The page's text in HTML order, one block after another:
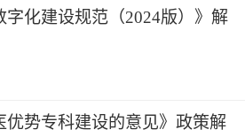
字化建设规范（2024版）》解
优势专科建设的意见》政策解